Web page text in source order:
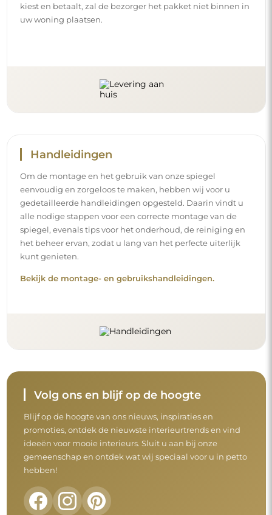
kiest en betaalt, zal de bezorger het pakket niet binnen in
uw woning plaatsen.
Handleidingen
Om de montage en het gebruik van onze spiegel
eenvoudig en zorgeloos te maken, hebben wij voor u
gedetailleerde handleidingen opgesteld. Daarin vindt u
alle nodige stappen voor een correcte montage van de
spiegel, evenals tips voor het onderhoud, de reiniging en
het beheer ervan, zodat u lang van het perfecte uiterlijk
kunt genieten.
Bekijk de montage- en gebruikshandleidingen.
Volg ons en blijf op de hoogte
Blijf op de hoogte van ons nieuws, inspiraties en
promoties, ontdek de nieuwste interieurtrends en vind
ideeën voor mooie interieurs. Sluit u aan bij onze
gemeenschap en ontdek wat wij speciaal voor u in petto
hebben!